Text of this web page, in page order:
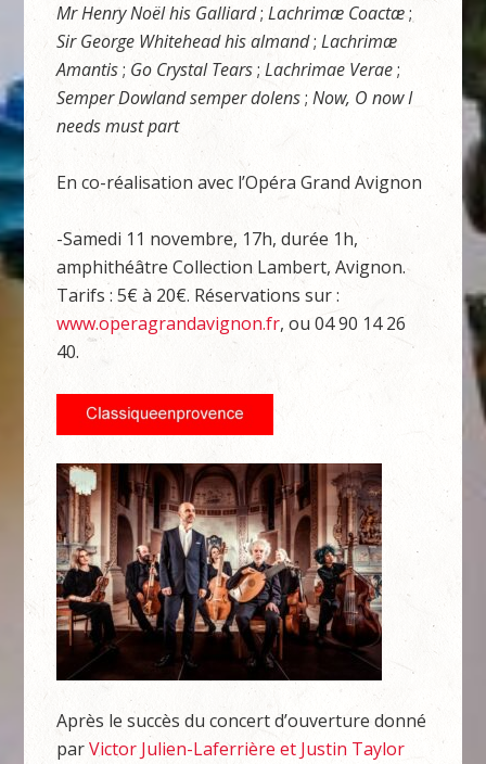
Mr Henry Noël his Galliard; Lachrimæ Coactæ;
Sir George Whitehead his almand; Lachrimæ
Amantis; Go Crystal Tears; Lachrimae Verae;
Semper Dowland semper dolens; Now, O now I
needs must part
En co-réalisation avec l’Opéra Grand Avignon
-Samedi 11 novembre, 17h, durée 1h,
amphithéâtre Collection Lambert, Avignon.
Tarifs : 5€ à 20€. Réservations sur :
www.operagrandavignon.fr, ou 04 90 14 26
40.
Après le succès du concert d’ouverture donné
parVictor Julien-Laferrière et Justin Taylor